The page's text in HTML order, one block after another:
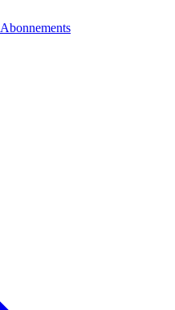
Abonnements